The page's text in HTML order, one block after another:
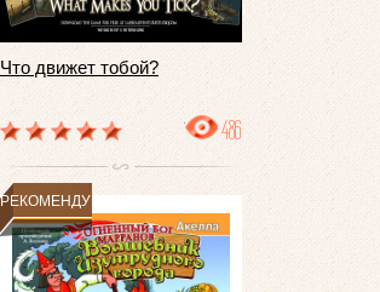
Что движет тобой?
486
РЕКОМЕНДУЕМ